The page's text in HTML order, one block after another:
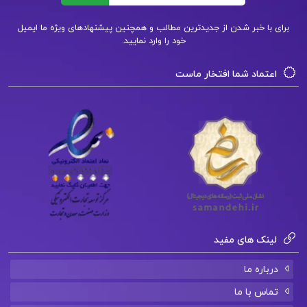
دانلود فایل PDF کتاب جامعه شناسی فرار مغز ها
تاریخ ایران باستان محمود جعفری دهقی
دانلود فایل PDF کتاب اسلام و مبانی حکومت علی
برای با خبر شدن از جدیدترین مطالب و همچنین پیشنهادهای ویژه ما ایمیل
خود را وارد نمایید.
اعتماد شما افتخار ماست
لینک های مفید
درباره ما
تماس با ما